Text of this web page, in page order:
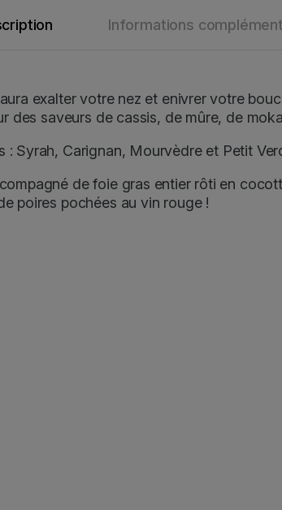
t
e
C
a
p
Informations
exalter votre nez et enivrer votre
des saveurs de cassis, de mûre, de
: Syrah, Carignan, Mourvèdre et Petit
de foie gras entier rôti en
poires pochées au vin rouge !